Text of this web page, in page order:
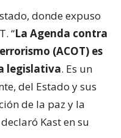
donde expuso
“La Agenda contra
(ACOT) es
legislativa. Es un
del Estado y sus
de la paz y la
Kast en su